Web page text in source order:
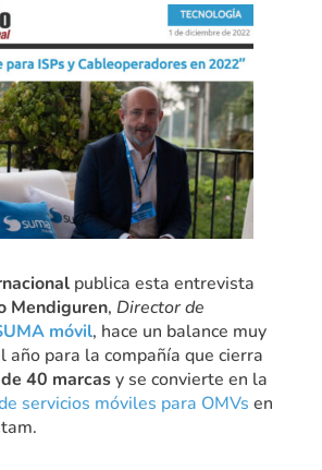
publica esta entrevista
Mendiguren, Director de
móvil, hace un balance muy
año para la compañía que cierra
40 marcasy se convierte en la
servicios móviles para OMVs en